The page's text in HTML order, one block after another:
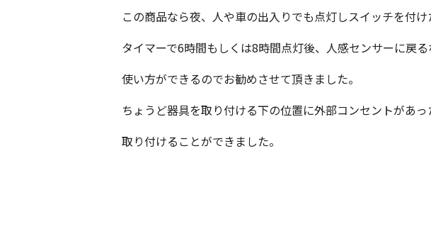
この商品なら夜、人や車の出入りでも点灯しスイッチを付
タイマーで6時間もしくは8時間点灯後、人感センサーに戻
使い方ができるのでお勧めさせて頂きました。
ちょうど器具を取り付ける下の位置に外部コンセントがあ
取り付けることができました。